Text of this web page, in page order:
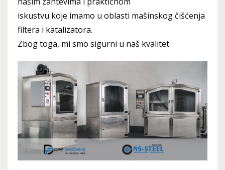
iskustvu koje imamo u oblasti mašinskog čišćenja
filtera i katalizatora.
Zbog toga, mi smo sigurni u naš kvalitet.